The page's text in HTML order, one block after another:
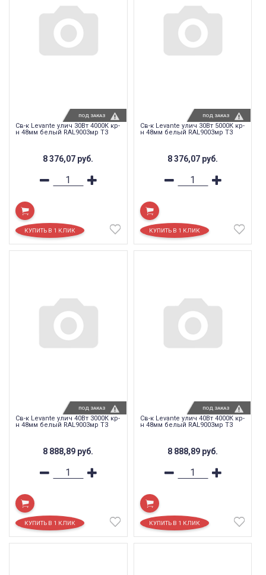
Св-к Levante улич 30Вт 4000К кр-
н 48мм белый RAL9003мр T3
8 376,07 руб.
ПОД ЗАКАЗ
Св-к Levante улич 30Вт 5000К кр-
н 48мм белый RAL9003мр T3
8 376,07 руб.
ПОД ЗАКАЗ
Св-к Levante улич 40Вт 3000К кр-
н 48мм белый RAL9003мр T3
8 888,89 руб.
ПОД ЗАКАЗ
Св-к Levante улич 40Вт 4000К кр-
н 48мм белый RAL9003мр T3
8 888,89 руб.
ПОД ЗАКАЗ